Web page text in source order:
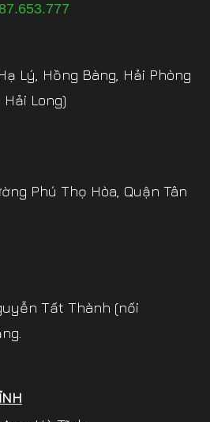
Lý, Hồng Bàng, Hải Phòng
Long)
Phú Thọ Hòa, Quận Tân
Tất Thành (nối